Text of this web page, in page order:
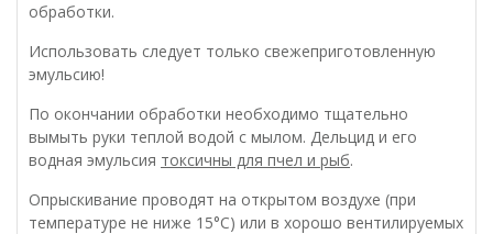
обработки.
Использовать следует только свежеприготовленную
эмульсию!
По окончании обработки необходимо тщательно
вымыть руки теплой водой с мылом. Дельцид и его
водная эмульсия токсичны для пчел и рыб.
Опрыскивание проводят на открытом воздухе (при
температуре не ниже 15°С) или в хорошо вентилируемых